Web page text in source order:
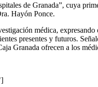
de Granada”, cuya
Hayón Ponce.
médica, expresando
presentes y futuros.
Granada ofrecen a los